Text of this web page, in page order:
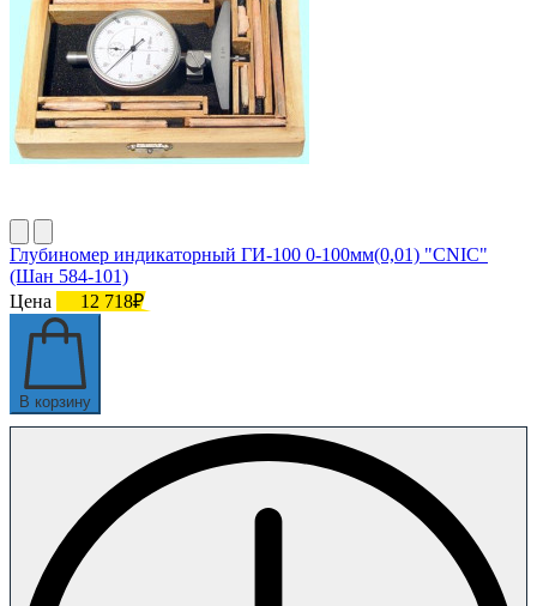
Глубиномер индикаторный ГИ-100 0-100мм(0,01) "CNIC"
(Шан 584-101)
Цена
12 718₽
В корзину